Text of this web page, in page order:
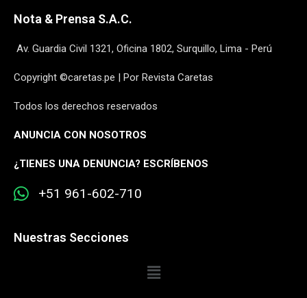
Nota & Prensa S.A.C.
Av. Guardia Civil 1321, Oficina 1802, Surquillo, Lima - Perú
Copyright ©caretas.pe | Por Revista Caretas
Todos los derechos reservados
ANUNCIA CON NOSOTROS
¿TIENES UNA DENUNCIA? ESCRÍBENOS
+51 961-602-710
Nuestras Secciones